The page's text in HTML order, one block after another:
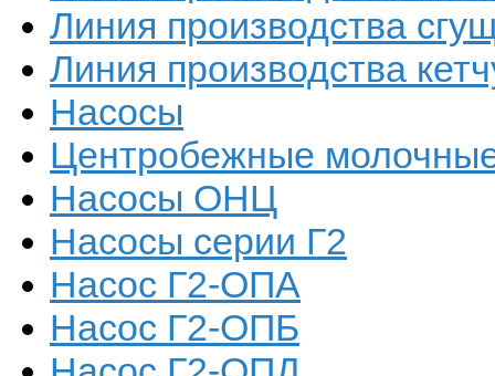
Линия производства
Линия производства
Насосы
Центробежные
Насосы ОНЦ
Насосы серии Г2
Насос Г2-ОПА
Насос Г2-ОПБ